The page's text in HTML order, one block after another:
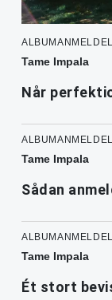
Tame Impala
Når
Tame Impala
Sådan
Tame Impala
Ét stort